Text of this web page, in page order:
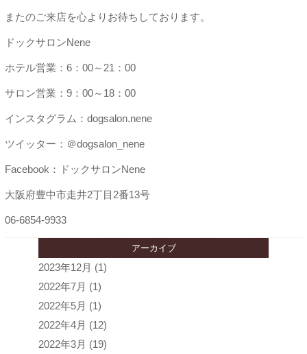
またのご来店を心よりお待ちしております。
ドックサロンNene
ホテル営業：6：00～21：00
サロン営業：9：00～18：00
インスタグラム：dogsalon.nene
ツイッター：＠dogsalon_nene
Facebook：ドックサロンNene
大阪府豊中市走井2丁目2番13号
06-6854-9933
アーカイブ
2023年12月 (1)
2022年7月 (1)
2022年5月 (1)
2022年4月 (12)
2022年3月 (19)